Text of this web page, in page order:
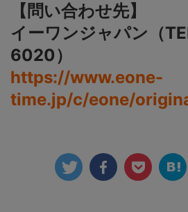
【問い合わせ先】
イーワンジャパン（
6020）
https://www.eone-
time.jp/c/eone/